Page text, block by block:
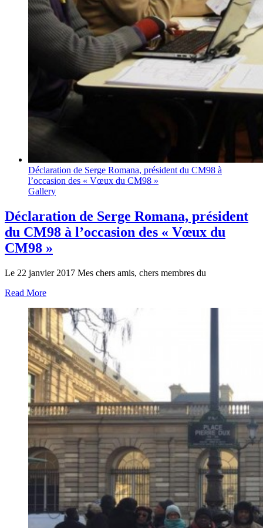
Déclaration de Serge Romana, président du CM98 à
l’occasion des « Vœux du CM98 »
Gallery
Déclaration de Serge Romana, président
du CM98 à l’occasion des « Vœux du
CM98 »
Le 22 janvier 2017 Mes chers amis, chers membres du
Read More